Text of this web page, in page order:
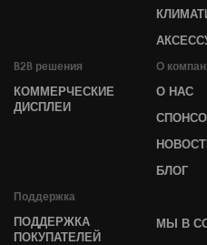
B2B решения
КОММЕРЧЕСКИЕ
ДИСПЛЕИ
О
О НАС
БЛОГ
Поддержка
ПОДДЕРЖКА
ПОКУПАТЕЛЕЙ
МЫ В